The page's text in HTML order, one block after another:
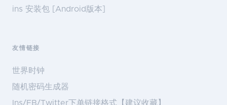
ins 安装包 [Android版本]
友情链接
世界时钟
随机密码生成器
Ins/FB/Twitter下单链接格式【建议收藏】